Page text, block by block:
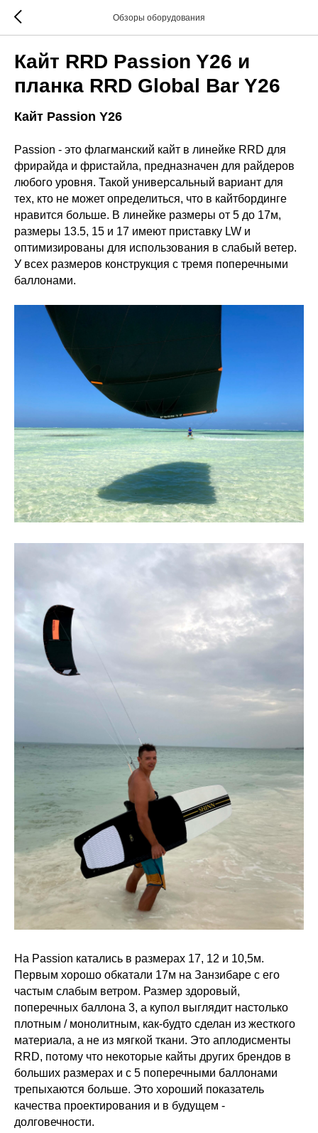
Обзоры оборудования
Кайт RRD Passion Y26 и
планка RRD Global Bar Y26
Кайт Passion Y26
Passion - это флагманский кайт в линейке RRD для
фрирайда и фристайла, предназначен для райдеров
любого уровня. Такой универсальный вариант для
тех, кто не может определиться, что в кайтбординге
нравится больше. В линейке размеры от 5 до 17м,
размеры 13.5, 15 и 17 имеют приставку LW и
оптимизированы для использования в слабый ветер.
У всех размеров конструкция с тремя поперечными
баллонами.
На Passion катались в размерах 17, 12 и 10,5м.
Первым хорошо обкатали 17м на Занзибаре с его
частым слабым ветром. Размер здоровый,
поперечных баллона 3, а купол выглядит настолько
плотным / монолитным, как-будто сделан из жесткого
материала, а не из мягкой ткани. Это аплодисменты
RRD, потому что некоторые кайты других брендов в
больших размерах и с 5 поперечными баллонами
трепыхаются больше. Это хороший показатель
качества проектирования и в будущем -
долговечности.